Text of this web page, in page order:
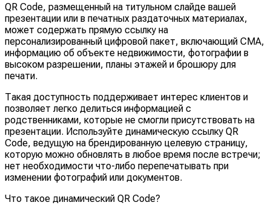
QR Code, размещенный на титульном слайде вашей
презентации или в печатных раздаточных материалах,
может содержать прямую ссылку на
персонализированный цифровой пакет, включающий CMA,
информацию об объекте недвижимости, фотографии в
высоком разрешении, планы этажей и брошюру для
печати.
Такая доступность поддерживает интерес клиентов и
позволяет легко делиться информацией с
родственниками, которые не смогли присутствовать на
презентации. Используйте динамическую ссылку QR
Code, ведущую на брендированную целевую страницу,
которую можно обновлять в любое время после встречи;
нет необходимости что-либо перепечатывать при
изменении фотографий или документов.
Что такое динамический QR Code?